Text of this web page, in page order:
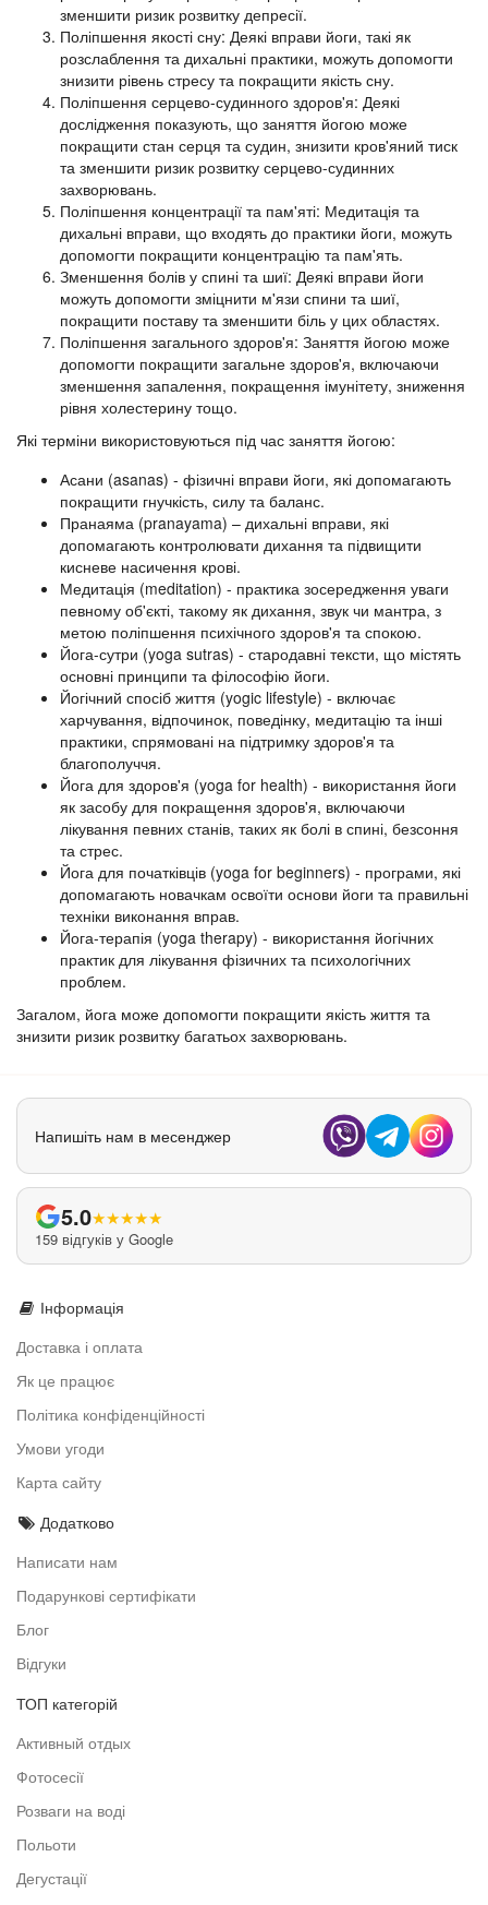
зменшити ризик розвитку депресії.
Поліпшення якості сну: Деякі вправи йоги, такі як
розслаблення та дихальні практики, можуть допомогти
знизити рівень стресу та покращити якість сну.
Поліпшення серцево-судинного здоров'я: Деякі
дослідження показують, що заняття йогою може
покращити стан серця та судин, знизити кров'яний тиск
та зменшити ризик розвитку серцево-судинних
захворювань.
Поліпшення концентрації та пам'яті: Медитація та
дихальні вправи, що входять до практики йоги, можуть
допомогти покращити концентрацію та пам'ять.
Зменшення болів у спині та шиї: Деякі вправи йоги
можуть допомогти зміцнити м'язи спини та шиї,
покращити поставу та зменшити біль у цих областях.
Поліпшення загального здоров'я: Заняття йогою може
допомогти покращити загальне здоров'я, включаючи
зменшення запалення, покращення імунітету, зниження
рівня холестерину тощо.
Які терміни використовуються під час заняття йогою:
Асани (asanas) - фізичні вправи йоги, які допомагають
покращити гнучкість, силу та баланс.
Пранаяма (pranayama) – дихальні вправи, які
допомагають контролювати дихання та підвищити
кисневе насичення крові.
Медитація (meditation) - практика зосередження уваги
певному об'єкті, такому як дихання, звук чи мантра, з
метою поліпшення психічного здоров'я та спокою.
Йога-сутри (yoga sutras) - стародавні тексти, що містять
основні принципи та філософію йоги.
Йогічний спосіб життя (yogic lifestyle) - включає
харчування, відпочинок, поведінку, медитацію та інші
практики, спрямовані на підтримку здоров'я та
благополуччя.
Йога для здоров'я (yoga for health) - використання йоги
як засобу для покращення здоров'я, включаючи
лікування певних станів, таких як болі в спині, безсоння
та стрес.
Йога для початківців (yoga for beginners) - програми, які
допомагають новачкам освоїти основи йоги та правильні
техніки виконання вправ.
Йога-терапія (yoga therapy) - використання йогічних
практик для лікування фізичних та психологічних
проблем.
Загалом, йога може допомогти покращити якість життя та
знизити ризик розвитку багатьох захворювань.
Напишіть нам в месенджер
5.0★★★★★
159 відгуків у Google
Інформація
Доставка і оплата
Як це працює
Політика конфіденційності
Умови угоди
Карта сайту
Додатково
Написати нам
Подарункові сертифікати
Блог
Відгуки
ТОП категорій
Активный отдых
Фотосесії
Розваги на воді
Польоти
Дегустації